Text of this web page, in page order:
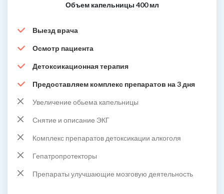
Объем капельницы 400 мл
Выезд врача
Осмотр пациента
Детоксикационная терапия
Предоставляем комплекс препаратов на 3 дня
Увеличение обьема капельницы
Снятие и описание ЭКГ
Комплекс препаратов детоксикации алкоголя
Гепатропротекторы
Препараты улучшающие мозговую деятельность